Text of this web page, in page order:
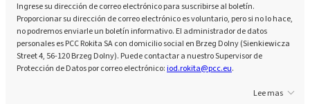
Ingrese su dirección de correo electrónico para suscribirse al boletín.
Proporcionar su dirección de correo electrónico es voluntario, pero si no lo hace,
no podremos enviarle un boletín informativo. El administrador de datos
personales es PCC Rokita SA con domicilio social en Brzeg Dolny (Sienkiewicza
Street 4, 56-120 Brzeg Dolny). Puede contactar a nuestro Supervisor de
Protección de Datos por correo electrónico:iod.rokita@pcc.eu.
Lee mas